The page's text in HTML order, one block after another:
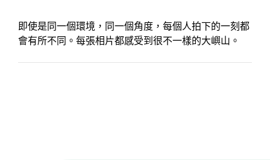
即使是同一個環境，同一個角度，每個人拍下的一刻都
會有所不同。每張相片都感受到很不一樣的大嶼山。